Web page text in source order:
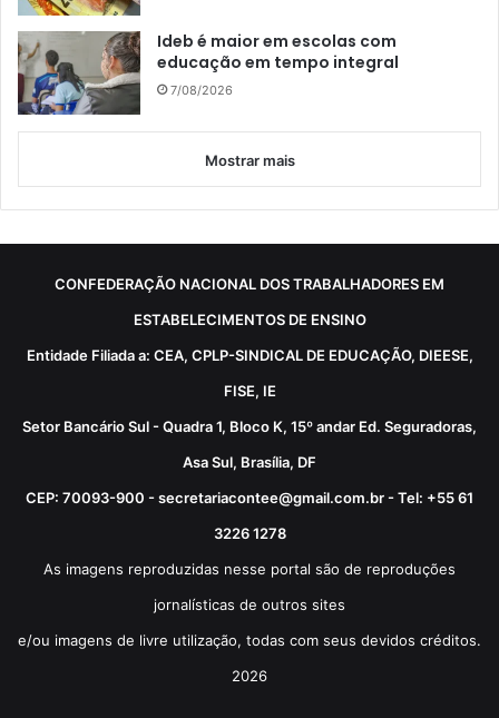
Ideb é maior em escolas com
educação em tempo integral
7/08/2026
Mostrar mais
CONFEDERAÇÃO NACIONAL DOS TRABALHADORES EM
ESTABELECIMENTOS DE ENSINO
Entidade Filiada a: CEA, CPLP-SINDICAL DE EDUCAÇÃO, DIEESE,
FISE, IE
Setor Bancário Sul - Quadra 1, Bloco K, 15º andar Ed. Seguradoras,
Asa Sul, Brasília, DF
CEP: 70093-900 - secretariacontee@gmail.com.br - Tel: +55 61
3226 1278
As imagens reproduzidas nesse portal são de reproduções
jornalísticas de outros sites
e/ou imagens de livre utilização, todas com seus devidos créditos.
2026